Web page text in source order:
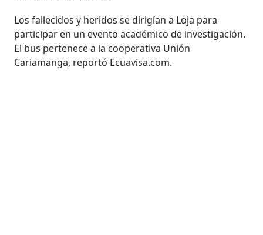
Los fallecidos y heridos se dirigían a Loja para
participar en un evento académico de investigación.
El bus pertenece a la cooperativa Unión
Cariamanga, reportó Ecuavisa.com.